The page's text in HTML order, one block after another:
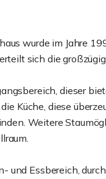
wurde im Jahre
sich die
dieser
Küche, diese
Weitere
und Essbereich,